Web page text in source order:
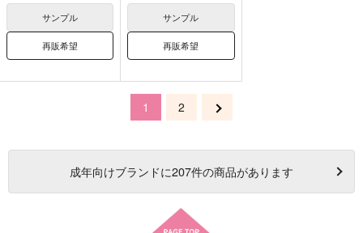
サンプル
再販希望
サンプル
再販希望
1 2
成年向けブランドに207件の商品があります